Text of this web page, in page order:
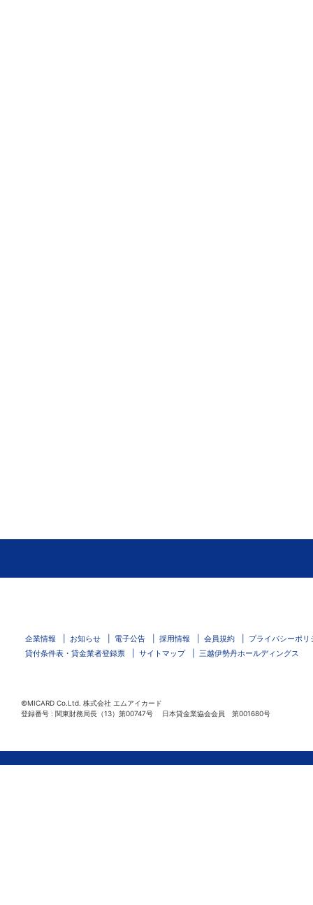
企業情報 お知らせ 電子公告 採用情報 会員規約
プライバシーポリ
貸付条件表・貸金業者登録票
サイトマップ 三越伊勢丹ホールディングス
©MICARD Co.Ltd. 株式会社 エムアイカード
登録番号 : 関東財務局長（13）第00747号 日本貸金業協会会員 第001680号